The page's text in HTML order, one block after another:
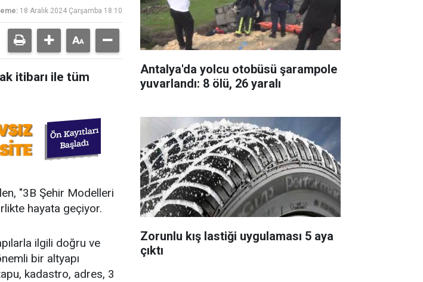
18 Aralık 2024 Çarşamba 18:10
itibarı ile tüm
"3B Şehir Modelleri
hayata geçiyor.
ilgili doğru ve
bir altyapı
kadastro, adres, 3
Antalya'da yolcu otobüsü şarampole
yuvarlandı: 8 ölü, 26 yaralı
Zorunlu kış lastiği uygulaması 5 aya
çıktı